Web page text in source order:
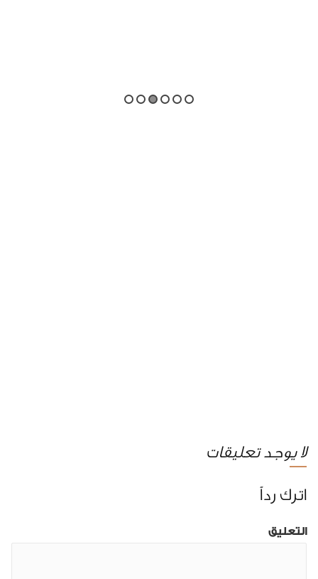
لا يوجد تعليقات
اترك رداً
التعليق